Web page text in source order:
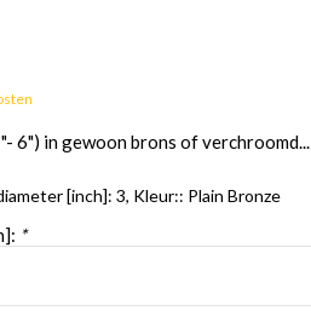
6") in gewoon brons of verchroomd...
[inch]: 3, Kleur:: Plain Bronze
*